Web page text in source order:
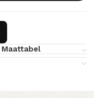
Maattabel